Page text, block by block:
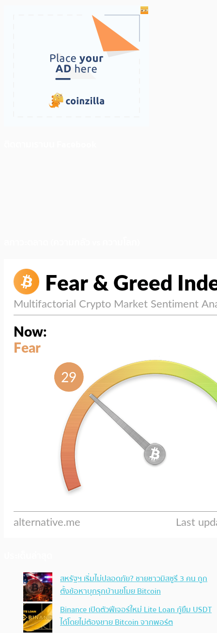
สหรัฐฯ เริ่มไม่ปลอดภัย? ชายชาวมิสซูรี 3 คน ถูก
ตั้งข้อหาบุกรุกบ้านขโมย Bitcoin
Binance เปิดตัวฟีเจอร์ใหม่ Lite Loan กู้ยืม USDT
ได้โดยไม่ต้องขาย Bitcoin จากพอร์ต